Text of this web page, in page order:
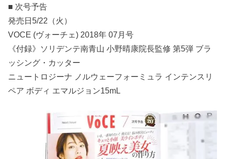
■ 次号予告
発売日5/22（火）
VOCE (ヴォーチェ) 2018年 07月号
《付録》ソリデンテ南青山 小野晴康院長監修 第5弾 ブラ
ッシング・カッター
ニュートロジーナ ノルウェーフォーミュラ インテンスリ
ペア ボディ エマルジョン15mL